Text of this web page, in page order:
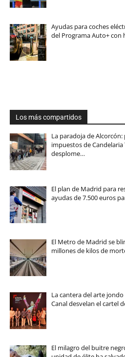
Ayudas para coches
del Programa Auto+ con
Los más compartidos
La paradoja de
impuestos de
desplome…
El plan de Madrid para
ayudas de 7.500 euros
El Metro de Madrid se
millones de kilos de
La cantera del arte
Canal desvelan el cartel
El milagro del buitre